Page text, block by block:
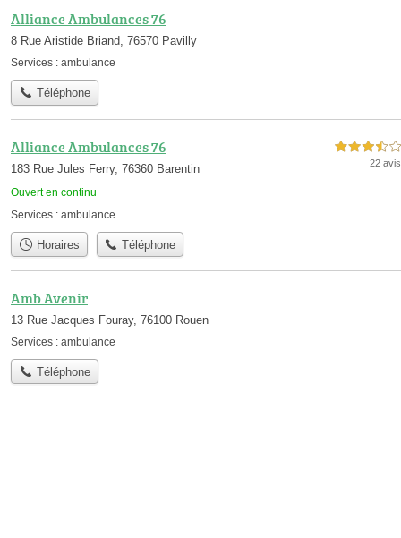
Alliance Ambulances 76
8 Rue Aristide Briand, 76570 Pavilly
Services : ambulance
Téléphone
Alliance Ambulances 76
183 Rue Jules Ferry, 76360 Barentin
Ouvert en continu
3,5 étoiles sur 5
22 avis
Services : ambulance
Horaires Téléphone
Amb Avenir
13 Rue Jacques Fouray, 76100 Rouen
Services : ambulance
Téléphone